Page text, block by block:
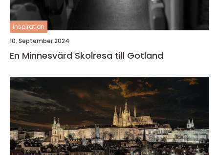
inspiration
10. September 2024
En Minnesvärd Skolresa till Gotland